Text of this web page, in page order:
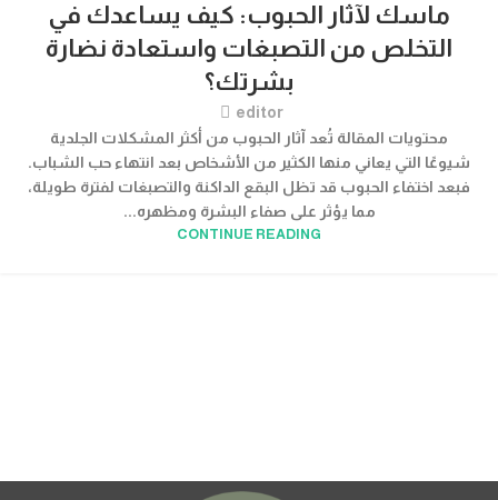
ماسك لآثار الحبوب: كيف يساعدك في
التخلص من التصبغات واستعادة نضارة
بشرتك؟
editor
محتويات المقالة تُعد آثار الحبوب من أكثر المشكلات الجلدية
شيوعًا التي يعاني منها الكثير من الأشخاص بعد انتهاء حب الشباب.
فبعد اختفاء الحبوب قد تظل البقع الداكنة والتصبغات لفترة طويلة،
مما يؤثر على صفاء البشرة ومظهره...
CONTINUE READING